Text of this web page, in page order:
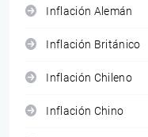
Inflación Alemán
Inflación Británico
Inflación Chileno
Inflación Chino